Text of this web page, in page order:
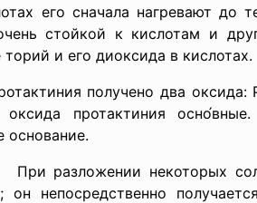
его сначала нагревают до
стойкой к кислотам и
торий и его диоксида в кислотах.
получено два оксида:
протактиния
основание.
некоторых солей
он непосредственно